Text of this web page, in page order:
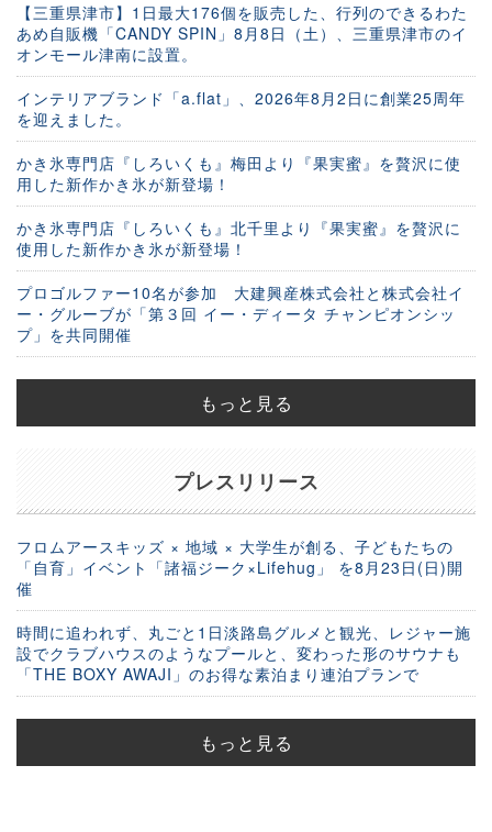
【三重県津市】1日最大176個を販売した、行列のできるわた
あめ自販機「CANDY SPIN」8月8日（土）、三重県津市のイ
オンモール津南に設置。
インテリアブランド「a.flat」、2026年8月2日に創業25周年
を迎えました。
かき氷専門店『しろいくも』梅田より『果実蜜』を贅沢に使
用した新作かき氷が新登場！
かき氷専門店『しろいくも』北千里より『果実蜜』を贅沢に
使用した新作かき氷が新登場！
プロゴルファー10名が参加 大建興産株式会社と株式会社イ
ー・グルーブが「第３回 イー・ディータ チャンピオンシッ
プ」を共同開催
もっと見る
プレスリリース
フロムアースキッズ × 地域 × 大学生が創る、子どもたちの
「自育」イベント「諸福ジーク×Lifehug」 を8月23日(日)開
催
時間に追われず、丸ごと1日淡路島グルメと観光、レジャー施
設でクラブハウスのようなプールと、変わった形のサウナも
「THE BOXY AWAJI」のお得な素泊まり連泊プランで
もっと見る